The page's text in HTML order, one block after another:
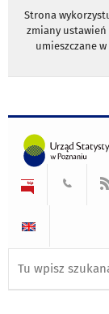
Strona
zmiany
umieszczane